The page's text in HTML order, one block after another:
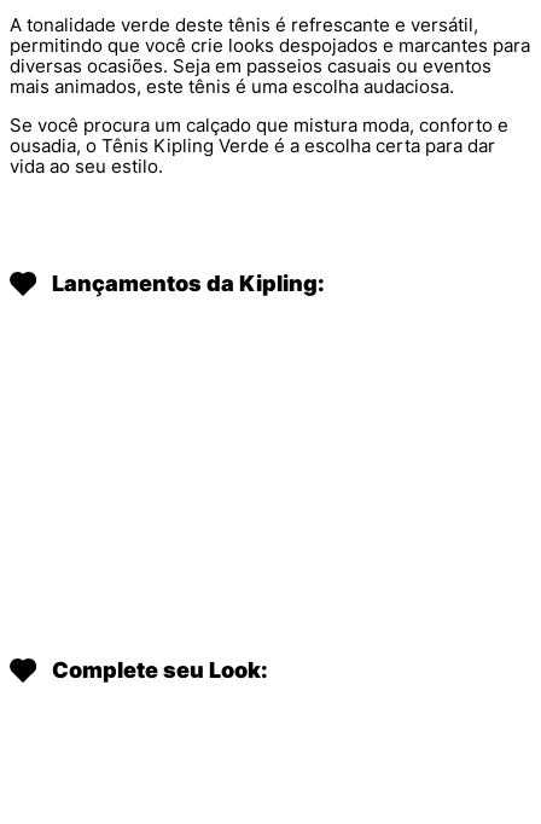
A tonalidade verde deste tênis é refrescante e versátil,
permitindo que você crie looks despojados e marcantes para
diversas ocasiões. Seja em passeios casuais ou eventos
mais animados, este tênis é uma escolha audaciosa.
Se você procura um calçado que mistura moda, conforto e
ousadia, o Tênis Kipling Verde é a escolha certa para dar
vida ao seu estilo.
Lançamentos da Kipling:
Complete seu Look: